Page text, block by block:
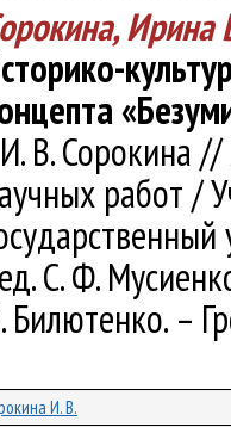
Ирина
В. Сорокина //
работ /
С. Ф.
Билютенко. –
И. В.